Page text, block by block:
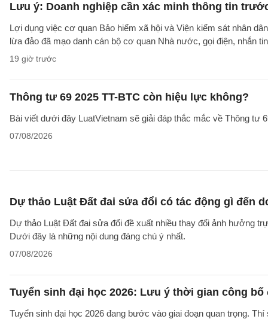
Lưu ý: Doanh nghiệp cần xác minh thông tin
Lợi dụng việc cơ quan Bảo hiểm xã hội và Viện kiểm sát nhân
lừa đảo đã mạo danh cán bộ cơ quan Nhà nước, gọi điện, nhắn
19 giờ trước
Thông tư 69 2025 TT-BTC còn hiệu lực không?
Bài viết dưới đây LuatVietnam sẽ giải đáp thắc mắc về Thông tư
07/08/2026
Dự thảo Luật Đất đai sửa đổi có tác động gì đến
Dự thảo Luật Đất đai sửa đổi đề xuất nhiều thay đổi ảnh hưởng
Dưới đây là những nội dung đáng chú ý nhất.
07/08/2026
Tuyển sinh đại học 2026: Lưu ý thời gian công
Tuyển sinh đại học 2026 đang bước vào giai đoạn quan trọng.